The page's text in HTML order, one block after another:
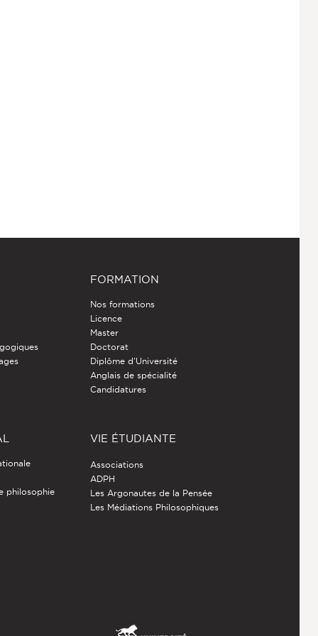
FORMATION
Nos formations
Licence
Master
Doctorat
Diplôme d'Université
Anglais de spécialité
Candidatures
philosophie
VIE ÉTUDIANTE
Associations
ADPH
Les Argonautes de la Pensée
Les Médiations Philosophiques